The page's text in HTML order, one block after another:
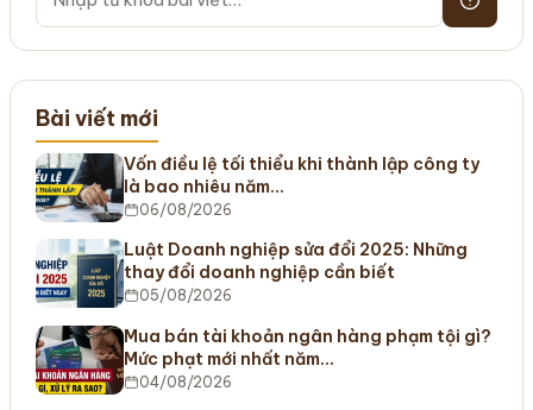
Bài viết mới
Vốn điều lệ tối thiểu khi thành lập công ty
là bao nhiêu năm…
06/08/2026
Luật Doanh nghiệp sửa đổi 2025: Những
thay đổi doanh nghiệp cần biết
05/08/2026
Mua bán tài khoản ngân hàng phạm tội gì?
Mức phạt mới nhất năm…
04/08/2026